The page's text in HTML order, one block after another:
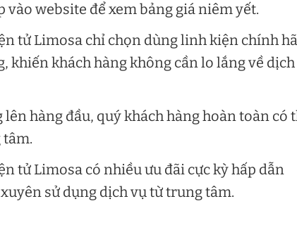
vào website để xem bảng giá niêm yết.
tử Limosa chỉ chọn dùng linh kiện chính
khiến khách hàng không cần lo lắng về
hàng đầu, quý khách hàng hoàn toàn có
tử Limosa có nhiều ưu đãi cực kỳ hấp dẫn
sử dụng dịch vụ từ trung tâm.